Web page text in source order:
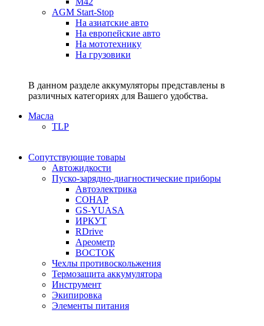
AGM Start-Stop
На азиатские авто
На европейские авто
На мототехнику
На грузовики
В данном разделе аккумуляторы представлены в
различных категориях для Вашего удобства.
Масла
TLP
Сопутствующие товары
Автожидкости
Пуско-зарядно-диагностические приборы
Автоэлектрика
СОНАР
GS-YUASA
ИРКУТ
RDrive
Ареометр
ВОСТОК
Чехлы противоскольжения
Термозащита аккумулятора
Инструмент
Экипировка
Элементы питания